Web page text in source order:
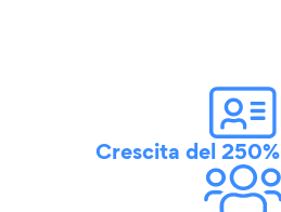
Crescita del 250%